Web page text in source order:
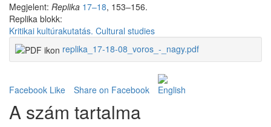
Megjelent: Replika 17–18, 153–156.
Replika blokk:
Kritikai kultúrakutatás. Cultural studies
replika_17-18-08_voros_-_nagy.pdf
Facebook Like Share on Facebook
A szám tartalma